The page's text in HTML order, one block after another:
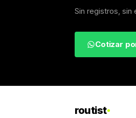
Sin registros, sin
Cotizar
routist